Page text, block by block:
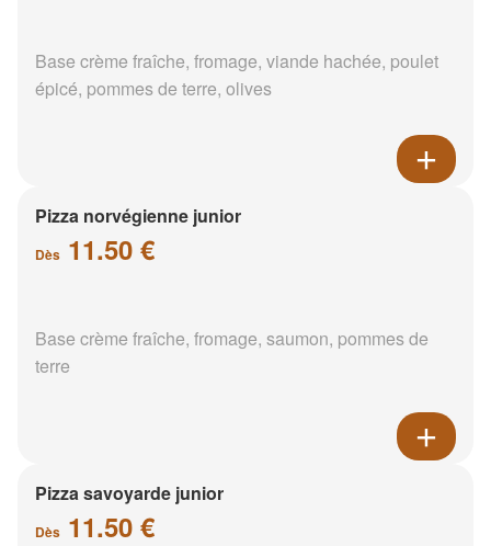
Base crème fraîche, fromage, viande hachée, poulet
épicé, pommes de terre, olives
Pizza norvégienne junior
Dès 11.50 €
Base crème fraîche, fromage, saumon, pommes de
terre
Pizza savoyarde junior
Dès 11.50 €